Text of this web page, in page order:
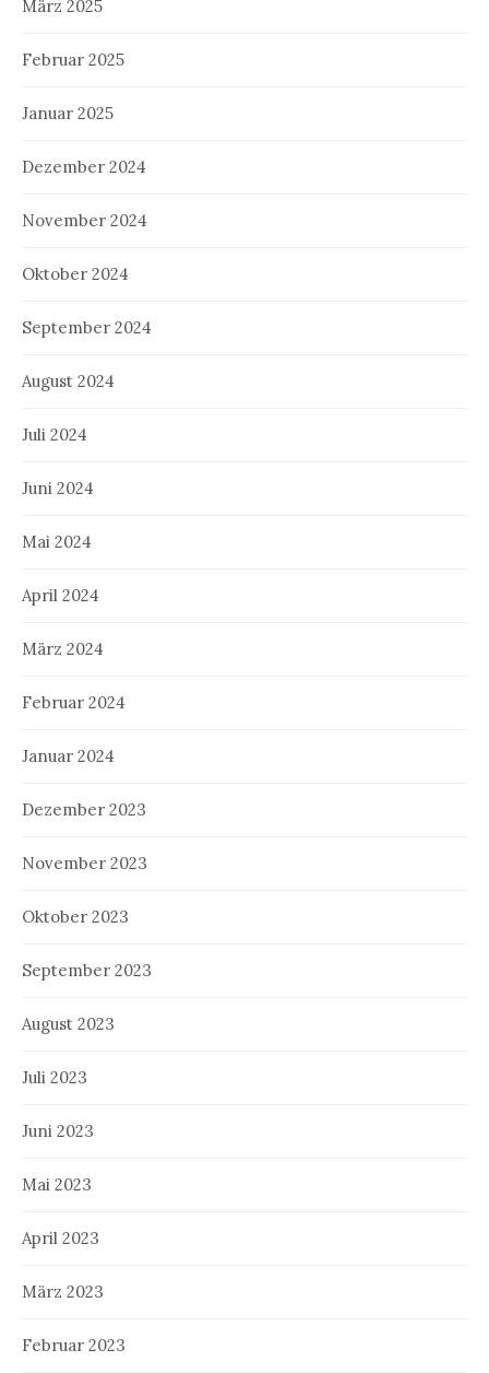
März 2025
Februar 2025
Januar 2025
Dezember 2024
November 2024
Oktober 2024
September 2024
August 2024
Juli 2024
Juni 2024
Mai 2024
April 2024
März 2024
Februar 2024
Januar 2024
Dezember 2023
November 2023
Oktober 2023
September 2023
August 2023
Juli 2023
Juni 2023
Mai 2023
April 2023
März 2023
Februar 2023